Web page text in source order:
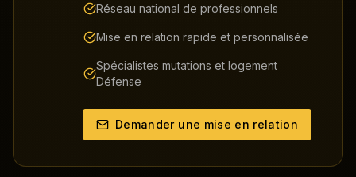
Réseau national de professionnels
Mise en relation rapide et personnalisée
Spécialistes mutations et logement
Défense
Demander une mise en relation